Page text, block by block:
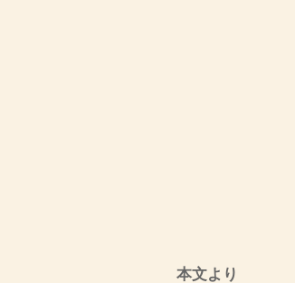
本文より